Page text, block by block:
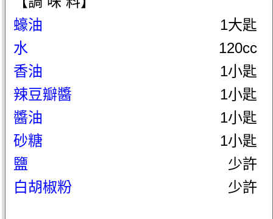
蠔油
1大匙
水
120cc
香油
1小匙
辣豆瓣醬
1小匙
醬油
1小匙
砂糖
1小匙
鹽
少許
白胡椒粉
少許